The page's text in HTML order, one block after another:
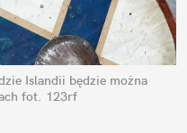
Islandii będzie można
fot. 123rf